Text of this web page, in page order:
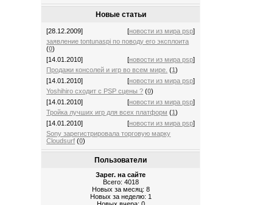
Новые статьи
[28.12.2009] [новости из мира psp]
заявление tontunaspi по поводу его эксплоита
(0)
[14.01.2010]
[новости из мира psp]
Продажи консолей и игр во всем мире. (1)
[14.01.2010]
[новости из мира psp]
Yoshihiro сходит с PSP сцены ? (0)
[14.01.2010]
[новости из мира psp]
Тройка лучших игр для всех платформ (1)
[14.01.2010]
[новости из мира psp]
Sony зарегистрировала торговую марку
Cloudsurf (0)
Пользователи
Зарег. на сайте
Всего: 4018
Новых за месяц: 8
Новых за неделю: 1